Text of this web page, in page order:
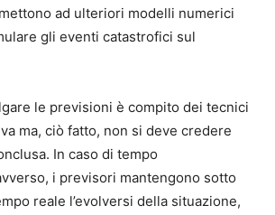
ad ulteriori modelli numerici
gli eventi catastrofici sul
le previsioni è compito dei tecnici
ma, ciò fatto, non si deve credere
In caso di tempo
i previsori mantengono sotto
reale l’evolversi della situazione,